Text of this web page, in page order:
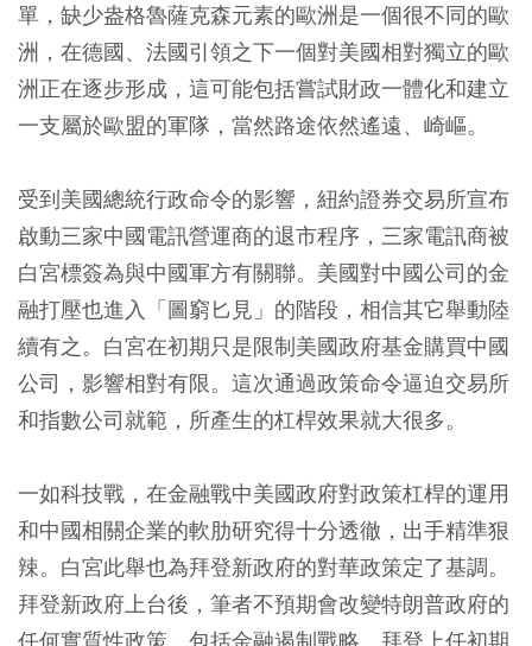
單，缺少盎格魯薩克森元素的歐洲是一個很不同的歐
洲，在德國、法國引領之下一個對美國相對獨立的歐
洲正在逐步形成，這可能包括嘗試財政一體化和建立
一支屬於歐盟的軍隊，當然路途依然遙遠、崎嶇。
受到美國總統行政命令的影響，紐約證券交易所宣布
啟動三家中國電訊營運商的退市程序，三家電訊商被
白宮標簽為與中國軍方有關聯。美國對中國公司的金
融打壓也進入「圖窮匕見」的階段，相信其它舉動陸
續有之。白宮在初期只是限制美國政府基金購買中國
公司，影響相對有限。這次通過政策命令逼迫交易所
和指數公司就範，所產生的杠桿效果就大很多。
一如科技戰，在金融戰中美國政府對政策杠桿的運用
和中國相關企業的軟肋研究得十分透徹，出手精準狠
辣。白宮此舉也為拜登新政府的對華政策定了基調。
拜登新政府上台後，筆者不預期會改變特朗普政府的